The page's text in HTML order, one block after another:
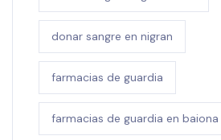
donar sangre en nigran
farmacias de guardia
farmacias de guardia en baiona